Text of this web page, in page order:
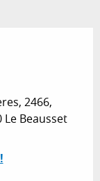
2466,
Le Beausset